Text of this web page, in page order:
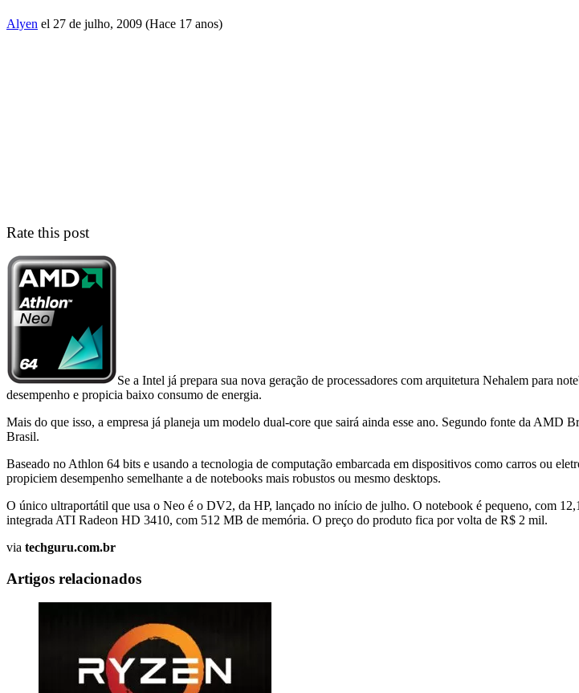
Alyen el 27 de julho, 2009 (Hace 17 anos)
Rate this post
Se a Intel já prepara sua nova geração de processadores com arquitetura Nehalem para
desempenho e propicia baixo consumo de energia.
Mais do que isso, a empresa já planeja um modelo dual-core que sairá ainda esse ano. Segundo fonte da AMD
Brasil.
Baseado no Athlon 64 bits e usando a tecnologia de computação embarcada em dispositivos como carros ou
propiciem desempenho semelhante a de notebooks mais robustos ou mesmo desktops.
O único ultraportátil que usa o Neo é o DV2, da HP, lançado no início de julho. O notebook é pequeno, com
integrada ATI Radeon HD 3410, com 512 MB de memória. O preço do produto fica por volta de R$ 2 mil.
via techguru.com.br
Artigos relacionados